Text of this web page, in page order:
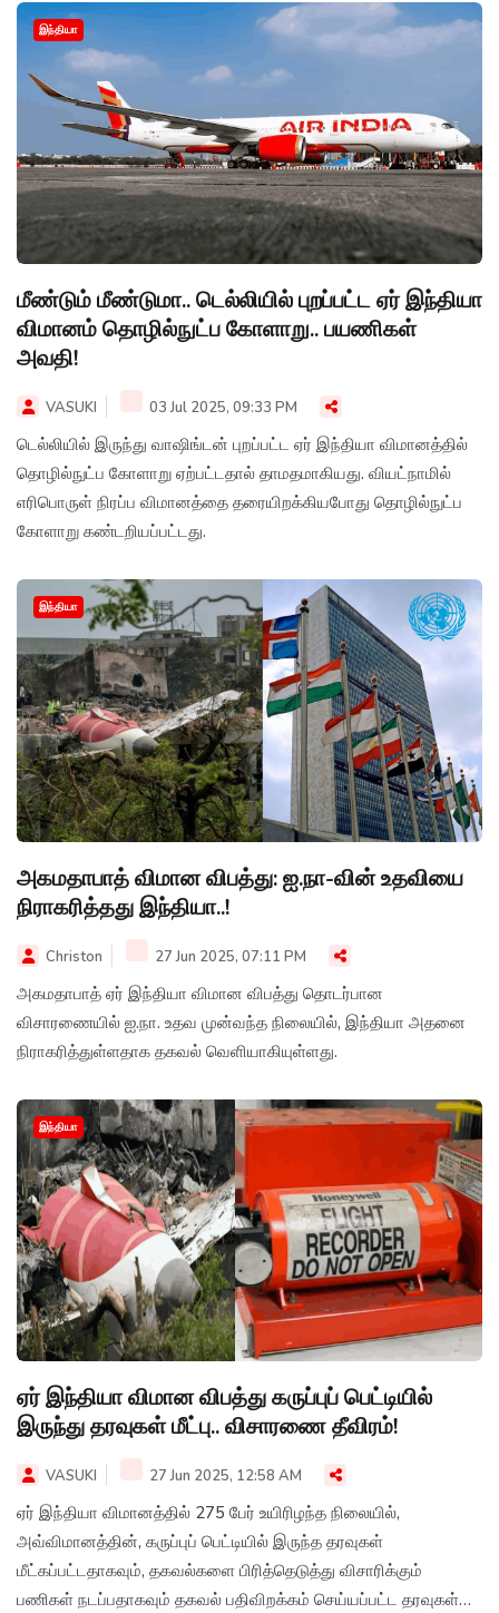
AAIB இந்த வேண்டுகோளை விடுத்துள்ளது.
இந்தியா
மீண்டும் மீண்டுமா.. டெல்லியில் புறப்பட்ட ஏர் இந்தியா
விமானம் தொழில்நுட்ப கோளாறு.. பயணிகள்
அவதி!
VASUKI 03 Jul 2025, 09:33 PM
டெல்லியில் இருந்து வாஷிங்டன் புறப்பட்ட ஏர் இந்தியா விமானத்தில்
தொழில்நுட்ப கோளாறு ஏற்பட்டதால் தாமதமாகியது. வியட்நாமில்
எரிபொருள் நிரப்ப விமானத்தை தரையிறக்கியபோது தொழில்நுட்ப
கோளாறு கண்டறியப்பட்டது.
இந்தியா
அகமதாபாத் விமான விபத்து: ஐ.நா-வின் உதவியை
நிராகரித்தது இந்தியா..!
Christon 27 Jun 2025, 07:11 PM
அகமதாபாத் ஏர் இந்தியா விமான விபத்து தொடர்பான
விசாரணையில் ஐ.நா. உதவ முன்வந்த நிலையில், இந்தியா அதனை
நிராகரித்துள்ளதாக தகவல் வெளியாகியுள்ளது.
இந்தியா
ஏர் இந்தியா விமான விபத்து கருப்புப் பெட்டியில்
இருந்து தரவுகள் மீட்பு.. விசாரணை தீவிரம்!
VASUKI 27 Jun 2025, 12:58 AM
ஏர் இந்தியா விமானத்தில் 275 பேர் உயிரிழந்த நிலையில்,
அவ்விமானத்தின், கருப்புப் பெட்டியில் இருந்த தரவுகள்
மீட்கப்பட்டதாகவும், தகவல்களை பிரித்தெடுத்து விசாரிக்கும்
பணிகள் நடப்பதாகவும் தகவல் பதிவிறக்கம் செய்யப்பட்ட தரவுகள்